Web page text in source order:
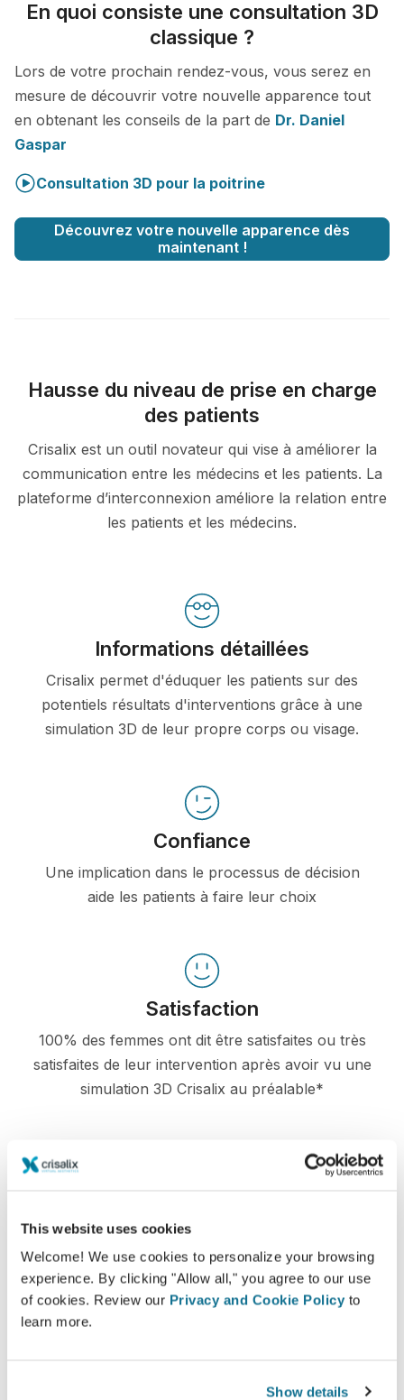
This website uses cookies
Welcome! We use cookies to personalize your browsing
experience. By clicking "Allow all," you agree to our use
of cookies. Review our Privacy and Cookie Policy to
learn more.
Show details
En quoi consiste une consultation 3D
classique ?
Lors de votre prochain rendez-vous, vous serez en
mesure de découvrir votre nouvelle apparence tout
en obtenant les conseils de la part de Dr. Daniel
Gaspar
Consultation 3D pour la poitrine
Découvrez votre nouvelle apparence dès
maintenant !
Hausse du niveau de prise en charge
des patients
Crisalix est un outil novateur qui vise à améliorer la
communication entre les médecins et les patients. La
plateforme d’interconnexion améliore la relation entre
les patients et les médecins.
Informations détaillées
Crisalix permet d'éduquer les patients sur des
potentiels résultats d'interventions grâce à une
simulation 3D de leur propre corps ou visage.
Confiance
Une implication dans le processus de décision
aide les patients à faire leur choix
Satisfaction
100% des femmes ont dit être satisfaites ou très
satisfaites de leur intervention après avoir vu une
simulation 3D Crisalix au préalable*
*Etude en ligne menée auprès de patientes opérées entre
mai 2010 et septembre 2011 en Suisse pour une augmentation